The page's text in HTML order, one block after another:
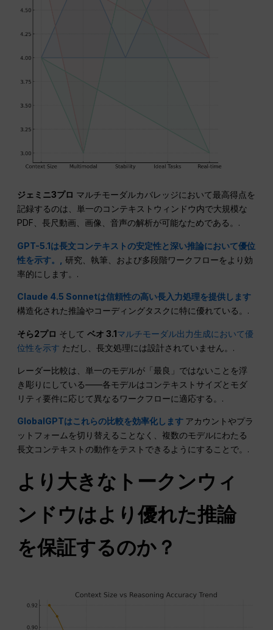
ジェミニ3プロ マルチモーダルカバレッジにおいて最高得点を
記録するのは、単一のコンテキストウィンドウ内で大規模な
PDF、長尺動画、画像、音声の解析が可能なためである。.
GPT-5.1は長文コンテキストの安定性と深い推論において優位
性を示す。,
研究、執筆、および多段階ワークフローをより効
率的にします。.
Claude 4.5 Sonnetは信頼性の高い長入力処理を提供します
構造化された推論やコーディングタスクに特に優れている。.
そら2プロ そしてベオ 3.1マルチモーダル出力生成において優
位性を示す ただし、長文処理には設計されていません。.
レーダー比較は、単一のモデルが「最良」ではないことを浮
き彫りにしている——各モデルはコンテキストサイズとモダ
リティ要件に応じて異なるワークフローに適応する。.
GlobalGPTはこれらの比較を効率化します アカウントやプラ
ットフォームを切り替えることなく、複数のモデルにわたる
長文コンテキストの動作をテストできるようにすることで。.
より大きなトークンウィ
ンドウはより優れた推論
を保証するのか？